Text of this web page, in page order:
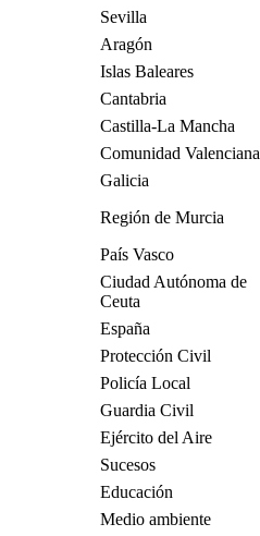
Sevilla
Aragón
Islas Baleares
Cantabria
Castilla-La Mancha
Comunidad Valenciana
Galicia
Región de Murcia
País Vasco
Ciudad Autónoma de
Ceuta
España
Protección Civil
Policía Local
Guardia Civil
Ejército del Aire
Sucesos
Educación
Medio ambiente